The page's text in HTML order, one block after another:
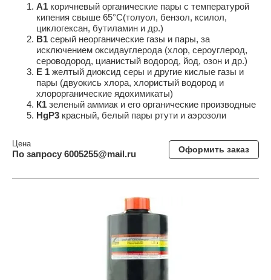
А1 коричневый органические пары с температурой
кипения свыше 65°C(толуол, бензол, ксилол,
циклогексан, бутиламин и др.)
В1 серый неорганические газы и пары, за
исключением оксидауглерода (хлор, сероуглерод,
сероводород, цианистый водород, йод, озон и др.)
Е 1 желтый диоксид серы и другие кислые газы и
пары (двуокись хлора, хлористый водород и
хлорорганические ядохимикаты)
К1 зеленый аммиак и его органические производные
HgP3 красный, белый пары ртути и аэрозоли
Цена
По запросу 6005255@mail.ru Оформить заказ